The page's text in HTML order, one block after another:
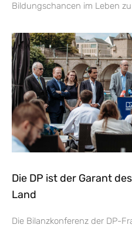
Bildungschancen im Leben
Die DP ist der Garant
Land
Die Bilanzkonferenz der DP-